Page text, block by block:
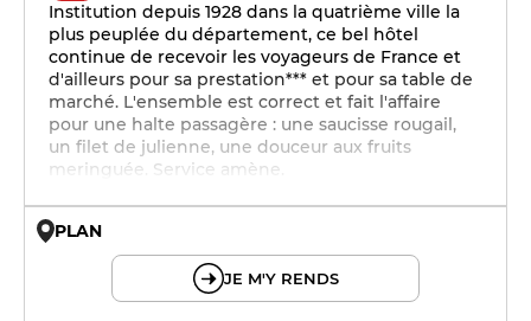
Institution depuis 1928 dans la quatrième ville la
plus peuplée du département, ce bel hôtel
continue de recevoir les voyageurs de France et
d'ailleurs pour sa prestation*** et pour sa table de
marché. L'ensemble est correct et fait l'affaire
pour une halte passagère : une saucisse rougail,
un filet de julienne, une douceur aux fruits
meringuée. Service amène.
PLAN
JE M'Y RENDS